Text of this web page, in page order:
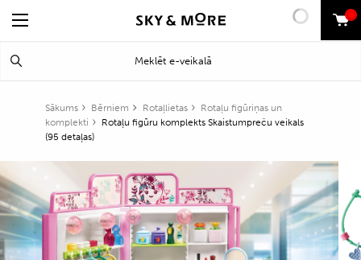
0
Sākums Bērniem Rotaļlietas
Rotaļu figūriņas un
komplekti
Rotaļu figūru komplekts Skaistumpreču veikals
(95 detaļas)